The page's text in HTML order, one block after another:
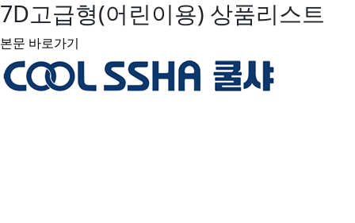
7D고급형(어린이용) 상품리스트
본문 바로가기